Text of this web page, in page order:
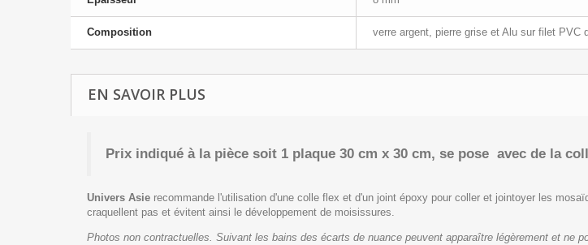
Composition verre argent, pierre grise et Alu sur filet PVC
EN SAVOIR PLUS
Prix indiqué à la pièce soit 1 plaque 30 cm x 30 cm, se pose avec de la
Univers Asie recommande l'utilisation d'une colle flex et d'un joint époxy pour coller et jointoyer les
craquellent pas et évitent ainsi le développement de moisissures.
Photos non contractuelles. Suivant les bains des écarts de nuance peuvent apparaître légèrement et